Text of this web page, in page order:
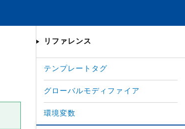
リファレンス
テンプレートタグ
グローバルモディファイア
環境変数